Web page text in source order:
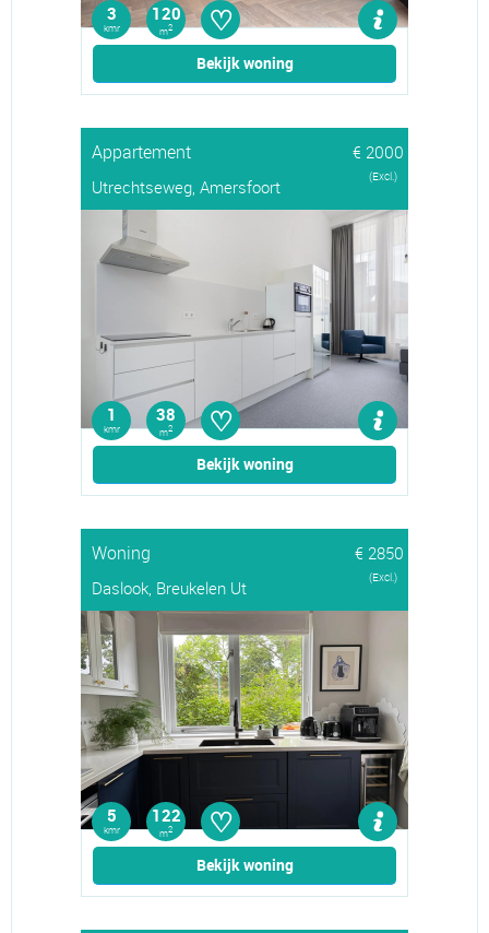
3
kmr
120
m2 ♡
Bekijk woning
Appartement
€ 2000
Utrechtseweg, Amersfoort
(Excl.)
1
kmr
38
m2 ♡
Bekijk woning
Woning
€ 2850
Daslook, Breukelen Ut
(Excl.)
5
kmr
122
m2 ♡
Bekijk woning